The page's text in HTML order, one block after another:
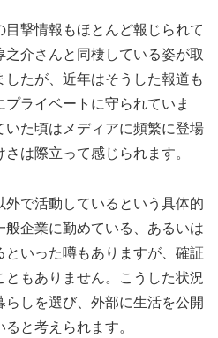
目撃情報もほとんど報じられて
介さんと同棲している姿が取
したが、近年はそうした報道も
ライベートに守られていま
た頃はメディアに頻繁に登場
は際立って感じられます。
で活動しているという具体的
企業に勤めている、あるいは
いった噂もありますが、確証
もありません。こうした状況
しを選び、外部に生活を公開
と考えられます。